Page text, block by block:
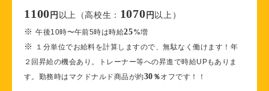
1100 円 以上（高校生： 1070 円 以上）
※午後10時〜午前5時は時給25%増
※
１分単位でお給料を計算しますので、無駄なく働けます！年
２回昇給の機会あり。トレーナー等への昇進で時給UPもありま
す。勤務時はマクドナルド商品が約30 ％オフです！！